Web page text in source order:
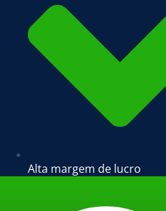
Alta margem de lucro